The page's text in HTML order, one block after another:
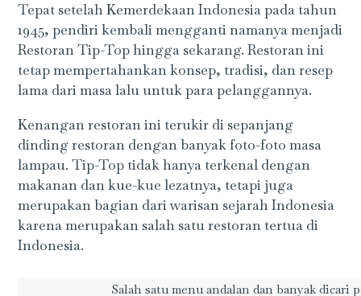
Tepat setelah Kemerdekaan Indonesia pada tahun
1945, pendiri kembali mengganti namanya menjadi
Restoran Tip-Top hingga sekarang. Restoran ini
tetap mempertahankan konsep, tradisi, dan resep
lama dari masa lalu untuk para pelanggannya.
Kenangan restoran ini terukir di sepanjang
dinding restoran dengan banyak foto-foto masa
lampau. Tip-Top tidak hanya terkenal dengan
makanan dan kue-kue lezatnya, tetapi juga
merupakan bagian dari warisan sejarah Indonesia
karena merupakan salah satu restoran tertua di
Indonesia.
Salah satu menu andalan dan banyak